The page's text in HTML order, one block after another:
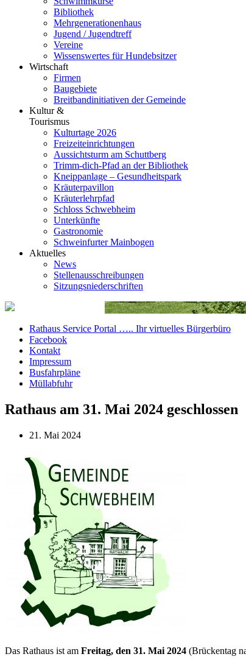
Bibliothek
Mehrgenerationenhaus
Jugend / Jugendtreff
Vereine
Wissenswertes für Hundebsitzer
Wirtschaft
Firmen
Baugebiete
Breitbandinitiativen der Gemeinde
Kultur &
Tourismus
Kulturtage 2026
Freizeiteinrichtungen
Aussichtsturm am Schuttberg
Trimm-dich-Pfad an der Bibliothek
Kneippanlage – Gesundheitspark
Kräuterpavillon
Kräuterlehrpfad
Schloss Schwebheim
Unterkünfte
Gastronomie
Schweinfurter Mainbogen
Aktuelles
News
Stellenausschreibungen
Sitzungsniederschriften
Rathaus Service Portal ….. Ihr virtuelles Bürgerbüro
Facebook
Kontakt
Impressum
Busfahrpläne
Müllabfuhr
Rathaus am 31. Mai 2024 geschlossen
21. Mai 2024
Das Rathaus ist am Freitag, den 31. Mai 2024 (Brückentag